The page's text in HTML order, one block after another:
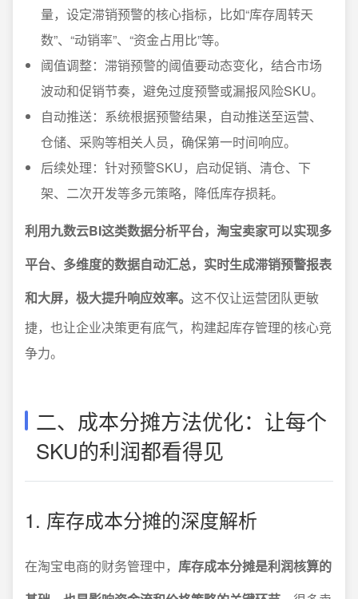
量，设定滞销预警的核心指标，比如“库存周转天
数”、“动销率”、“资金占用比”等。
阈值调整：滞销预警的阈值要动态变化，结合市场
波动和促销节奏，避免过度预警或漏报风险SKU。
自动推送：系统根据预警结果，自动推送至运营、
仓储、采购等相关人员，确保第一时间响应。
后续处理：针对预警SKU，启动促销、清仓、下
架、二次开发等多元策略，降低库存损耗。
利用九数云BI这类数据分析平台，淘宝卖家可以实现多
平台、多维度的数据自动汇总，实时生成滞销预警报表
和大屏，极大提升响应效率。 这不仅让运营团队更敏
捷，也让企业决策更有底气，构建起库存管理的核心竞
争力。
二、成本分摊方法优化：让每个
SKU的利润都看得见
1. 库存成本分摊的深度解析
在淘宝电商的财务管理中， 库存成本分摊是利润核算的